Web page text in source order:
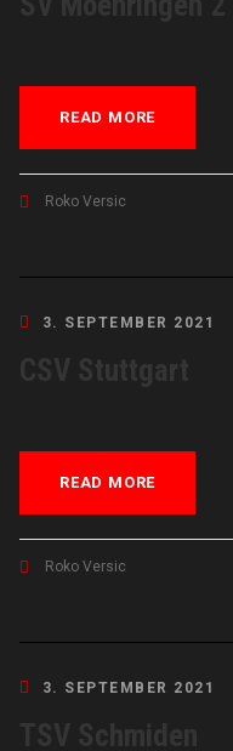
READ MORE
Roko Versic
3. SEPTEMBER 2021
READ MORE
Roko Versic
3. SEPTEMBER 2021